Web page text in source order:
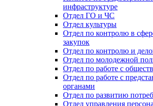
инфраструктуре
Отдел ГО и ЧС
Отдел культуры
Отдел по контролю в
закупок
Отдел по контролю и
Отдел по молодежной
Отдел по работе с
Отдел по работе с
органами
Отдел по развитию
Отдел управления